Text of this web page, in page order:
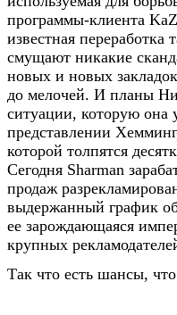
программы-клиента
известная
смущают никакие
новых и новых
до мелочей. И планы
ситуации, которую она
представлении
которой толпятся
Сегодня Sharman
продаж
выдержанный график
ее зарождающаяся
крупных
Так что есть шансы,